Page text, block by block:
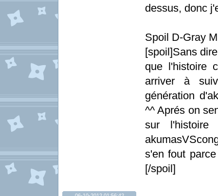
dessus, donc
Spoil D-Gray
[spoil]Sans
que l'histoire
arriver à
génération
^^ Aprés on
sur
s'en fout
[/spoil]